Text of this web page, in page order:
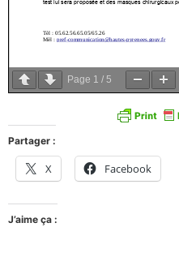
Page 1 / 5
Partager :
X Facebook
J’aime ça :